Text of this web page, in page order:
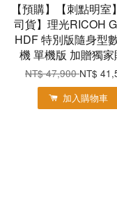
【預購】【刺點明室
司貨】理光RICOH
HDF 特別版隨身型
機 單機版 加贈獨家
NT$ 47,900NT$
加入購物車